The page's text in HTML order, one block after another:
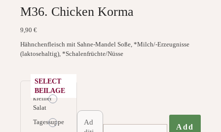
M36. Chicken Korma
9,90 €
Hähnchenfleisch mit Sahne-Mandel Soße, *Milch/-Erzeugnisse
(laktosehaltig), *Schalenfrüchte/Nüsse
SELECT
BEILAGE
kleiner
Salat
Tagessuppe
Add